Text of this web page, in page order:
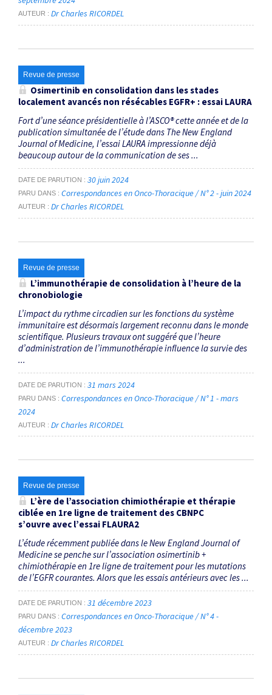
AUTEUR Dr Charles RICORDEL
Revue de presse
Osimertinib en consolidation dans les stades
localement avancés non résécables EGFR+ : essai LAURA
Fort d’une séance présidentielle à l’ASCO® cette année et de la
publication simultanée de l’étude dans The New England
Journal of Medicine, l’essai LAURA impressionne déjà
beaucoup autour de la communication de ses ...
DATE DE PARUTION 30 juin 2024
PARU DANS Correspondances en Onco-Thoracique / N° 2 - juin 2024
AUTEUR Dr Charles RICORDEL
Revue de presse
L’immunothérapie de consolidation à l’heure de la
chronobiologie
L’impact du rythme circadien sur les fonctions du système
immunitaire est désormais largement reconnu dans le monde
scientifique. Plusieurs travaux ont suggéré que l’heure
d’administration de l’immuno­thérapie influence la survie des
...
DATE DE PARUTION 31 mars 2024
PARU DANS
Correspondances en Onco-Thoracique / N° 1 - mars
2024
AUTEUR Dr Charles RICORDEL
Revue de presse
L’ère de l’association chimiothérapie et thérapie
ciblée en 1re ligne de traitement des CBNPC
s’ouvre avec l’essai FLAURA2
L’étude récemment publiée dans le New England Journal of
Medicine se penche sur l’association osimertinib +
chimiothérapie en 1re ligne de traitement pour les mutations
de l’EGFR courantes. Alors que les essais antérieurs avec les ...
DATE DE PARUTION 31 décembre 2023
PARU DANS
Correspondances en Onco-Thoracique / N° 4 -
décembre 2023
AUTEUR Dr Charles RICORDEL